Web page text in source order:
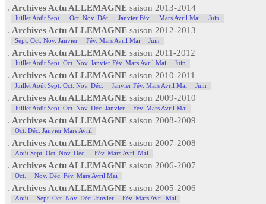
. Archives Actu ALLEMAGNE saison 2013-2014
Juillet Août Sept. Oct. Nov. Déc. Janvier Fév. Mars Avril Mai Juin
. Archives Actu ALLEMAGNE saison 2012-2013
Sept. Oct. Nov. Janvier Fév. Mars Avril Mai Juin
. Archives Actu ALLEMAGNE saison 2011-2012
Juillet Août Sept. Oct. Nov. Janvier Fév. Mars Avril Mai Juin
. Archives Actu ALLEMAGNE saison 2010-2011
Juillet Août Sept. Oct. Nov. Déc. Janvier Fév. Mars Avril Mai Juin
. Archives Actu ALLEMAGNE saison 2009-2010
Juillet Août Sept. Oct. Nov. Déc. Janvier Fév. Mars Avril Mai
. Archives Actu ALLEMAGNE saison 2008-2009
Oct. Déc. Janvier Mars Avril
. Archives Actu ALLEMAGNE saison 2007-2008
Août Sept. Oct. Nov. Déc. Fév. Mars Avril Mai
. Archives Actu ALLEMAGNE saison 2006-2007
Oct. Nov. Déc. Fév. Mars Avril Mai
. Archives Actu ALLEMAGNE saison 2005-2006
Août Sept. Oct. Nov. Déc. Janvier Fév. Mars Avril Mai